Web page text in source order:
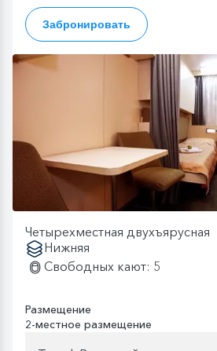
Забронировать
Четырехместная двухъярусная
Нижняя
Свободных кают: 5
Размещение
2-местное размещение